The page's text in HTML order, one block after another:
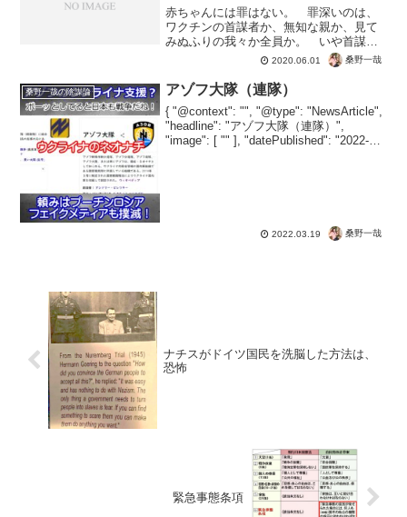
赤ちゃんには罪はない。 罪深いのは、
ワクチンの首謀者か、無知な親か、見て
みぬふりの我々か全員か。 いや首謀者
にとっては、計画通り。 新型コロナウ
イルスのように情報で作られた病気に怯
え、勉強不足から不安に陥る。これも計
画通りだろう。 マスコ...
2020.06.01 桑野一哉
桑野一哉の陰謀論 アゾフ大隊（連隊）
{ "@context": "", "@type": "NewsArticle",
"headline": "アゾフ大隊（連隊）",
"image": [ "" ], "datePublished": "2022-03-
2022.03.19 桑野一哉
ナチスがドイツ国民を洗脳した方法は、
恐怖
緊急事態条項